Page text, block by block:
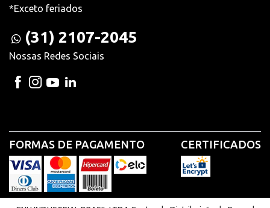
*Exceto feriados
(31) 2107-2045
Nossas Redes Sociais
FORMAS DE PAGAMENTO CERTIFICADOS